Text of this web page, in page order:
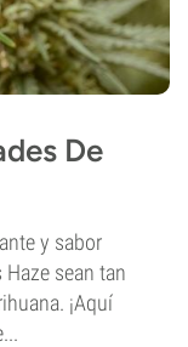
De
y sabor
sean tan
¡Aquí